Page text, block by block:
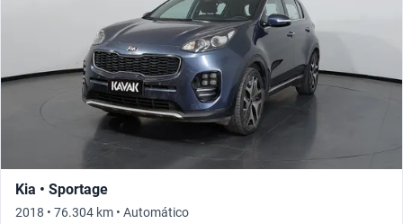
Kia • Sportage
2018 • 76.304 km • Automático